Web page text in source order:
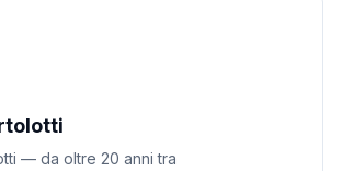
— da oltre 20 anni tra